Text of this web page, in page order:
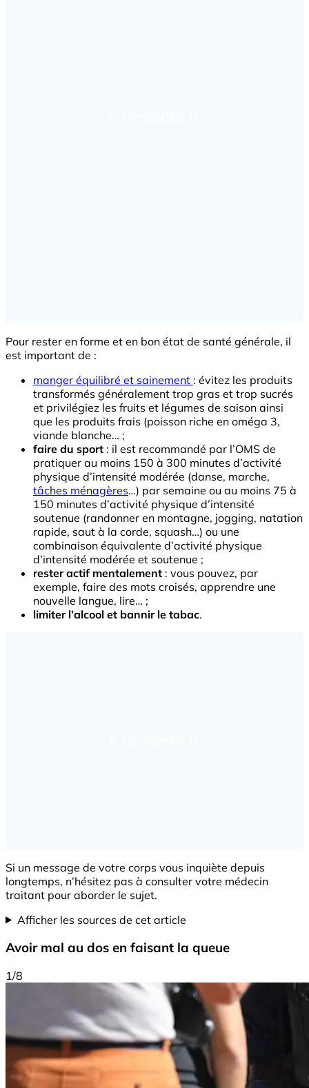
Pour rester en forme et en bon état de santé générale, il
est important de :
manger équilibré et sainement : évitez les produits
transformés généralement trop gras et trop sucrés
et privilégiez les fruits et légumes de saison ainsi
que les produits frais (poisson riche en oméga 3,
viande blanche… ;
faire du sport : il est recommandé par l’OMS de
pratiquer au moins 150 à 300 minutes d’activité
physique d’intensité modérée (danse, marche,
tâches ménagères…) par semaine ou au moins 75 à
150 minutes d’activité physique d’intensité
soutenue (randonner en montagne, jogging, natation
rapide, saut à la corde, squash…) ou une
combinaison équivalente d’activité physique
d’intensité modérée et soutenue ;
rester actif mentalement : vous pouvez, par
exemple, faire des mots croisés, apprendre une
nouvelle langue, lire… ;
limiter l’alcool et bannir le tabac.
Si un message de votre corps vous inquiète depuis
longtemps, n’hésitez pas à consulter votre médecin
traitant pour aborder le sujet.
Afficher les sources de cet article
Avoir mal au dos en faisant la queue
1/8